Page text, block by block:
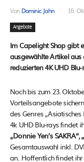
Von Dominic Jahn 16.
Angebote
Im Capelight Shop gibt
ausgewählte Artikel aus
reduzierten 4K UHD
Noch bis zum 23.
Vorteilsangebote
des Genres
4k UHD Blu-rays findet
„Donnie Yen’s SAKRA“,
Gesamtauswahl inkl.
an. Hoffentlich findet